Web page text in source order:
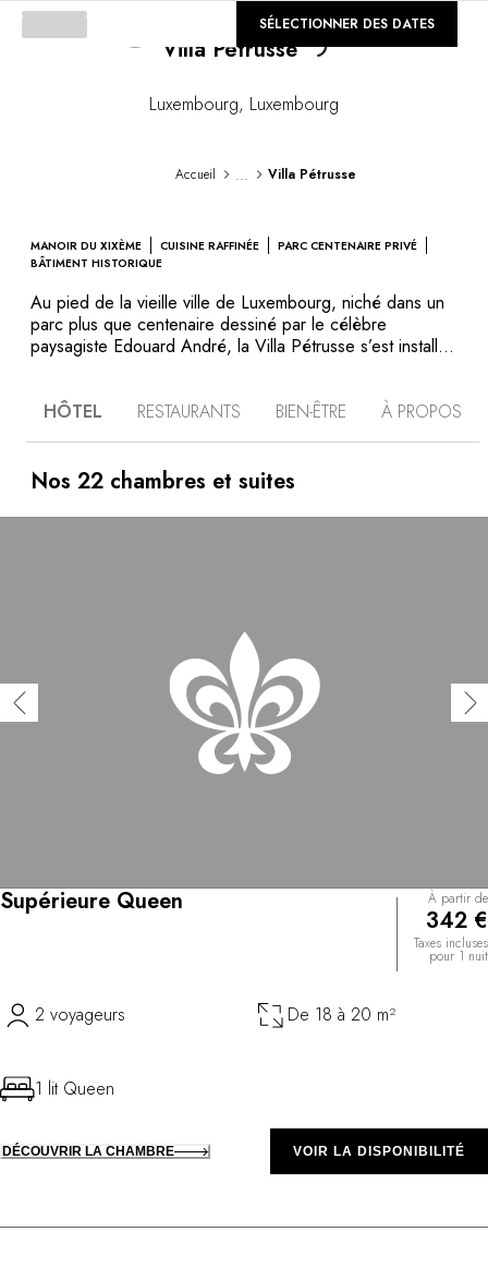
GALERIE
Villa Pétrusse
Loading...
Luxembourg, Luxembourg
Accueil ... Villa Pétrusse
MANOIR DU XIXÈME CUISINE RAFFINÉE
PARC CENTENAIRE PRIVÉ
BÂTIMENT HISTORIQUE
Au pied de la vieille ville de Luxembourg, niché dans un
parc plus que centenaire dessiné par le célèbre
paysagiste Edouard André, la Villa Pétrusse s’est installée
du19ème siècle. Voyagez dans le temps grâce à son
amateurs d’art avisés. Les chambres sont décorées de
luxembourgeois Sosthène Weiss. Toutes offrent une vue
restaurant Le Lys, qui propose une cuisine de tradition
luxembourgeoise teintée d’influences asiatiques, inspirée
SÉLECTIONNER DES DATES
HÔTEL RESTAURANTS BIEN-ÊTRE À PROPOS
Nos 22 chambres et suites
Supérieure Queen À partir de
342 €
Taxes incluses
pour 1 nuit
2 voyageurs De 18 à 20 m²
1 lit Queen
DÉCOUVRIR LA CHAMBRE VOIR LA DISPONIBILITÉ